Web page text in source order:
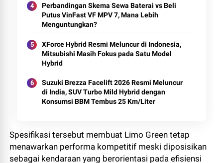
Perbandingan Skema Sewa Baterai vs Beli
Putus VinFast VF MPV 7, Mana Lebih
Menguntungkan?
XForce Hybrid Resmi Meluncur di Indonesia,
Mitsubishi Masih Fokus pada Satu Model
Hybrid
Suzuki Brezza Facelift 2026 Resmi Meluncur
di India, SUV Turbo Mild Hybrid dengan
Konsumsi BBM Tembus 25 Km/Liter
Spesifikasi tersebut membuat Limo Green tetap
menawarkan performa kompetitif meski diposisikan
sebagai kendaraan yang berorientasi pada efisiensi